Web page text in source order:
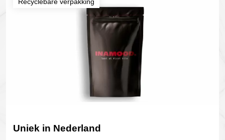
Recyclebare verpakking
Uniek in Nederland